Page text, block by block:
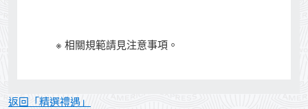
※ 相關規範請見注意事項。
返回「精選禮遇」